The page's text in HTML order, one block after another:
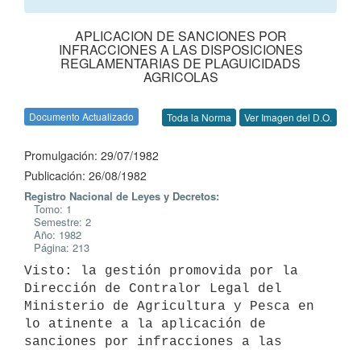
APLICACION DE SANCIONES POR
INFRACCIONES A LAS DISPOSICIONES
REGLAMENTARIAS DE PLAGUICIDADS
AGRICOLAS
Documento Actualizado Toda la Norma Ver Imagen del D.O.
Promulgación: 29/07/1982
Publicación: 26/08/1982
Registro Nacional de Leyes y Decretos:
Tomo: 1
Semestre: 2
Año: 1982
Página: 213
Visto: la gestión promovida por la
Dirección de Contralor Legal del
Ministerio de Agricultura y Pesca en
lo atinente a la aplicación de
sanciones por infracciones a las